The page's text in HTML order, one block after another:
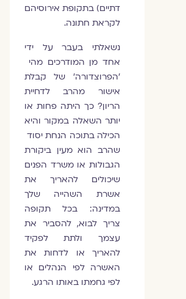
דתיים) בתקופת אירוסיהם
לקראת חתונה.
נשאלתי בעבר על ידי
אחד מן המודרכים מהי
׳הפרוצדורה׳ של קבלת
אישור מהרב לדחיית
הריון? כך היתה פחות או
יותר השאלה במקור והיא
הכילה בתוכה הנחת יסוד
שהרב הוא מעין ביקורת
הגבולות או משרד הפנים
שיכולים להאריך את
אשרת השהייה שלך
במדינה: בכל תקופה
צריך לבוא, להסביר את
עצמך ולתת לפקיד
להאריך או לדחות את
האשרה לפי הנהלים או
לפי גחמתו באותו הרגע.